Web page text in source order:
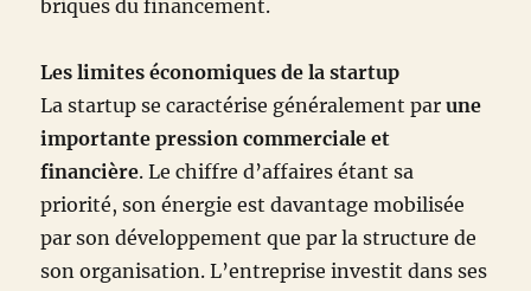
briques du financement.
Les limites économiques de la startup
La startup se caractérise généralement parune
importante pression commerciale et
financière. Le chiffre d’affaires étant sa
priorité, son énergie est davantage mobilisée
par son développement que par la structure de
son organisation. L’entreprise investit dans ses